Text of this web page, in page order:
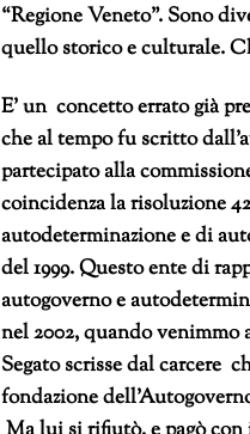
“Regione Veneto”. Sono
quello storico e culturale.
E’ un concetto errato già
che al tempo fu scritto
partecipato alla
coincidenza la risoluzione
autodeterminazione e di
del 1999. Questo ente di
autogoverno e
nel 2002, quando
Segato scrisse dal carcere
fondazione